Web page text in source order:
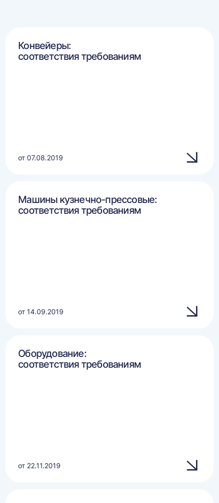
Конвейеры:
соответствия требованиям
от 07.08.2019
Машины кузнечно-прессовые:
соответствия требованиям
от 14.09.2019
Оборудование:
соответствия требованиям
от 22.11.2019